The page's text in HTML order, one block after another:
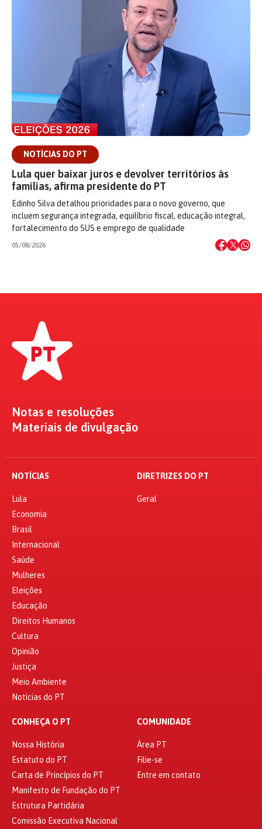
NOTÍCIAS DO PT
Lula quer baixar juros e devolver territórios às
famílias, afirma presidente do PT
Edinho Silva detalhou prioridades para o novo governo, que
incluem segurança integrada, equilíbrio fiscal, educação integral,
fortalecimento do SUS e emprego de qualidade
05/08/2026
Notas e resoluções
Materiais de divulgação
NOTÍCIAS
Lula
Economia
Brasil
Internacional
Saúde
Mulheres
Eleições
Educação
Direitos Humanos
Cultura
Opinião
Justiça
Meio Ambiente
Notícias do PT
DIRETRIZES DO PT
Geral
CONHEÇA O PT
Nossa História
Estatuto do PT
Carta de Princípios do PT
Manifesto de Fundação do PT
Estrutura Partidária
Comissão Executiva Nacional
COMUNIDADE
Área PT
Filie-se
Entre em contato